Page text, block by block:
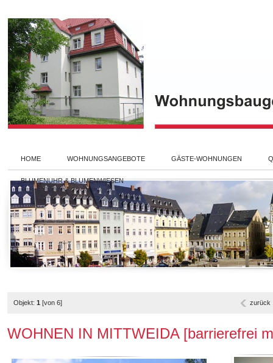
HOME WOHNUNGSANGEBOTE GÄSTE-WOHNUNGEN
BLUMENUHR & BLUMENWIESEN
Objekt: 1 [von 6] zurück
WOHNEN IN MITTWEIDA [barrierefrei